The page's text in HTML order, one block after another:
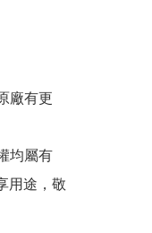
廠有更
均屬有
用途，敬